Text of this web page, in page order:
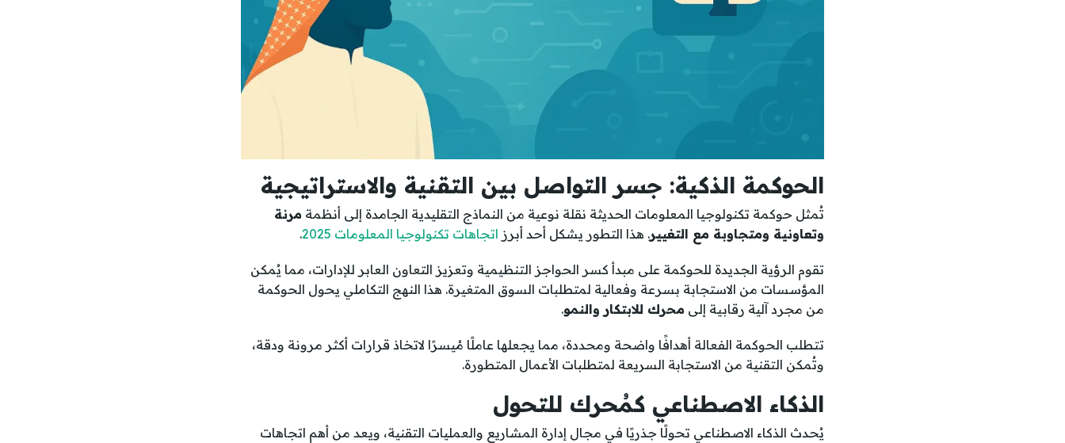
الحوكمة الذكية: جسر التواصل بين التقنية والاستراتيجية
تُمثل حوكمة تكنولوجيا المعلومات الحديثة نقلة نوعية من النماذج التقليدية الجامدة إلى أنظمة مرنة
وتعاونية ومتجاوبة مع التغيير. هذا التطور يشكل أحد أبرز اتجاهات تكنولوجيا المعلومات 2025 .
تقوم الرؤية الجديدة للحوكمة على مبدأ كسر الحواجز التنظيمية وتعزيز التعاون العابر للإدارات، مما يُمكن
المؤسسات من الاستجابة بسرعة وفعالية لمتطلبات السوق المتغيرة. هذا النهج التكاملي يحول الحوكمة
من مجرد آلية رقابية إلى محرك للابتكار والنمو.
تتطلب الحوكمة الفعالة أهدافًا واضحة ومحددة، مما يجعلها عاملًا مُيسرًا لاتخاذ قرارات أكثر مرونة ودقة،
وتُمكن التقنية من الاستجابة السريعة لمتطلبات الأعمال المتطورة.
الذكاء الاصطناعي كمُحرك للتحول
يُحدث الذكاء الاصطناعي تحولًا جذريًا في مجال إدارة المشاريع والعمليات التقنية، ويعد من أهم اتجاهات